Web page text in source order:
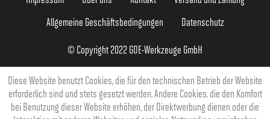
Allgemeine Geschäftsbedingungen
Datenschutz
© Copyright 2022 GDE-Werkzeuge GmbH
Diese Website benutzt Cookies, die für den technischen Betrieb der Website
erforderlich sind und stets gesetzt werden. Andere Cookies, die den Komfort
bei Benutzung dieser Website erhöhen, der Direktwerbung dienen oder die